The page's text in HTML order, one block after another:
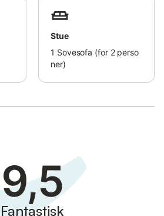
Stue
1 Sovesofa (for 2 perso
ner)
9,5
Fantastisk